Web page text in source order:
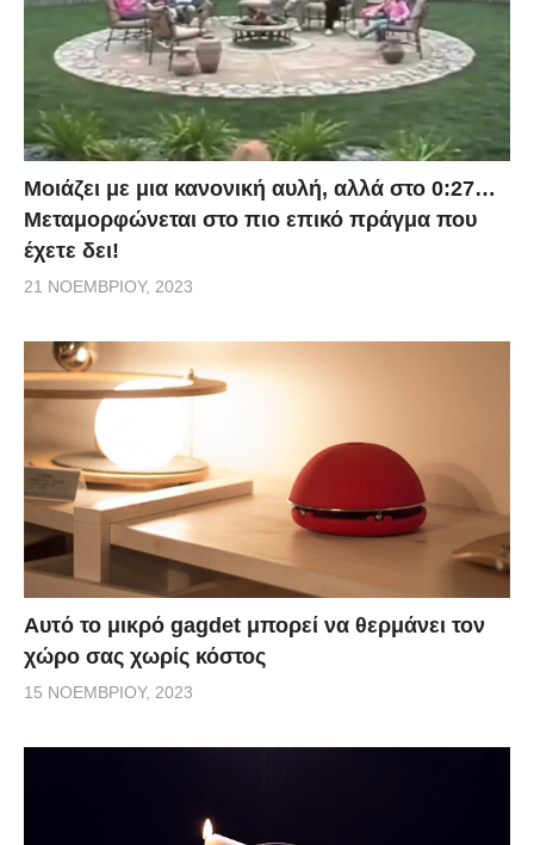
Μοιάζει με μια κανονική αυλή, αλλά στο 0:27…
Μεταμορφώνεται στο πιο επικό πράγμα που
έχετε δει!
21 ΝΟΕΜΒΡΊΟΥ, 2023
Αυτό το μικρό gagdet μπορεί να θερμάνει τον
χώρο σας χωρίς κόστος
15 ΝΟΕΜΒΡΊΟΥ, 2023